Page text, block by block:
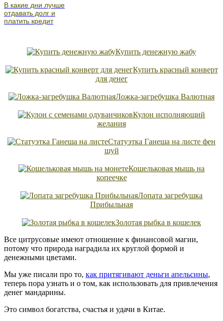
В какие дни лучше
отдавать долг и
платить кредит
Купить денежную жабу
Купить красный конверт
для денег
Ложка-загребушка Валютная
Кулон исполняющий
желания
Статуэтка Ганеша на листе фен
шуй
Кошельковая мышь на
копеечке
Лопата загребушка
Прибыльная
Золотая рыбка в кошелек
Все цитрусовые имеют отношение к финансовой магии,
потому что природа наградила их круглой формой и
денежными цветами.
Мы уже писали про то, как притягивают деньги апельсины,
теперь пора узнать и о том, как использовать для привлечения
денег мандарины.
Это символ богатства, счастья и удачи в Китае.